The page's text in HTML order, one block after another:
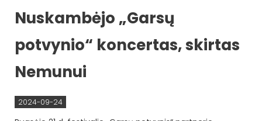
Nuskambėjo „Garsų
potvynio“ koncertas, skirtas
Nemunui
2024-09-24